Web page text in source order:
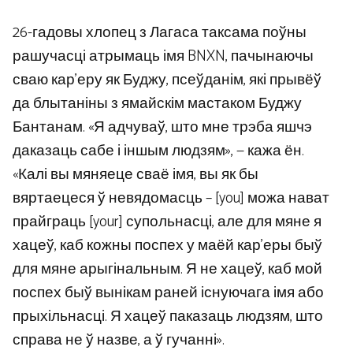
26-гадовы хлопец з Лагаса таксама поўны
рашучасці атрымаць імя BNXN, пачынаючы
сваю кар’еру як Буджу, псеўданім, які прывёў
да блытаніны з ямайскім мастаком Буджу
Бантанам. «Я адчуваў, што мне трэба яшчэ
даказаць сабе і іншым людзям», — кажа ён.
«Калі вы мяняеце сваё імя, вы як бы
вяртаецеся ў невядомасць – [you] можа нават
прайграць [your] супольнасці, але для мяне я
хацеў, каб кожны поспех у маёй кар’еры быў
для мяне арыгінальным. Я не хацеў, каб мой
поспех быў вынікам раней існуючага імя або
прыхільнасці. Я хацеў паказаць людзям, што
справа не ў назве, а ў гучанні».